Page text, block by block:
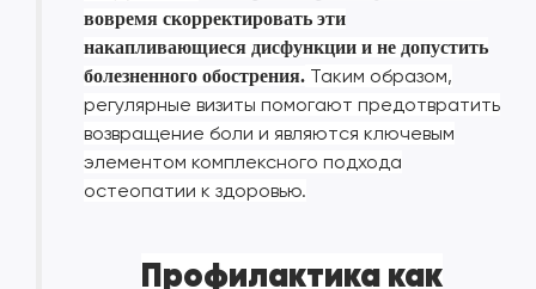
вовремя скорректировать эти
накапливающиеся дисфункции и не допустить
болезненного обострения. Таким образом,
регулярные визиты помогают предотвратить
возвращение боли и являются ключевым
элементом комплексного подхода
остеопатии к здоровью.
Профилактика как